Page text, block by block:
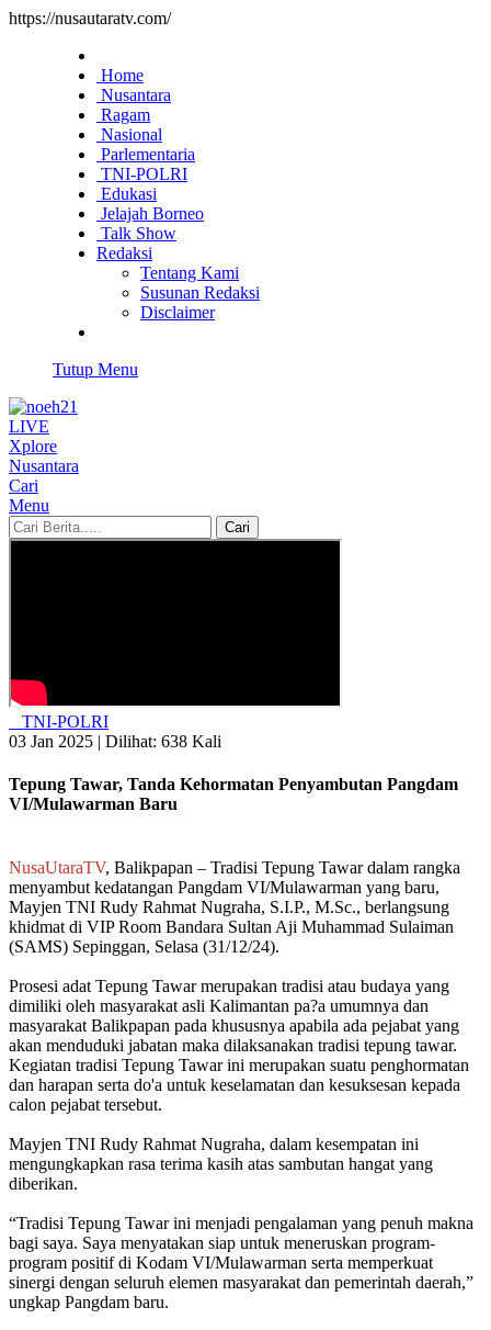
https://nusautaratv.com/
Home
Nusantara
Ragam
Nasional
Parlementaria
TNI-POLRI
Edukasi
Jelajah Borneo
Talk Show
Redaksi
Tentang Kami
Susunan Redaksi
Disclaimer
Tutup Menu
LIVE
Xplore
Nusantara
Cari
Menu
Cari
TNI-POLRI
03 Jan 2025 | Dilihat: 638 Kali
Tepung Tawar, Tanda Kehormatan Penyambutan Pangdam
VI/Mulawarman Baru
NusaUtaraTV, Balikpapan – Tradisi Tepung Tawar dalam rangka
menyambut kedatangan Pangdam VI/Mulawarman yang baru,
Mayjen TNI Rudy Rahmat Nugraha, S.I.P., M.Sc., berlangsung
khidmat di VIP Room Bandara Sultan Aji Muhammad Sulaiman
(SAMS) Sepinggan, Selasa (31/12/24).
Prosesi adat Tepung Tawar merupakan tradisi atau budaya yang
dimiliki oleh masyarakat asli Kalimantan pa?a umumnya dan
masyarakat Balikpapan pada khususnya apabila ada pejabat yang
akan menduduki jabatan maka dilaksanakan tradisi tepung tawar.
Kegiatan tradisi Tepung Tawar ini merupakan suatu penghormatan
dan harapan serta do'a untuk keselamatan dan kesuksesan kepada
calon pejabat tersebut.
Mayjen TNI Rudy Rahmat Nugraha, dalam kesempatan ini
mengungkapkan rasa terima kasih atas sambutan hangat yang
diberikan.
“Tradisi Tepung Tawar ini menjadi pengalaman yang penuh makna
bagi saya. Saya menyatakan siap untuk meneruskan program-
program positif di Kodam VI/Mulawarman serta memperkuat
sinergi dengan seluruh elemen masyarakat dan pemerintah daerah,”
ungkap Pangdam baru.